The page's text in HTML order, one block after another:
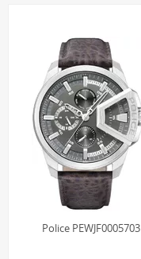
Police PEWJF0005703